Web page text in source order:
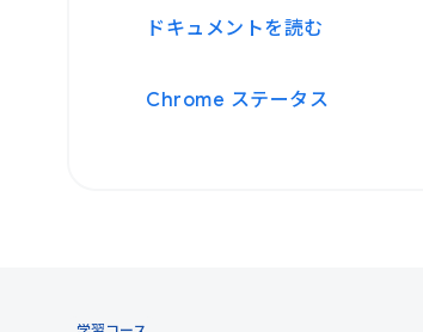
ドキュメントを読む
Chrome ステータス